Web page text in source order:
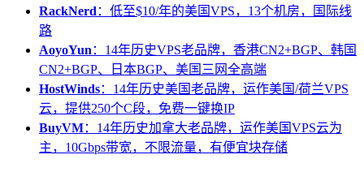
RackNerd ：低至$10/年的美国VPS，13个机房，国际线
路
AoyoYun ：14年历史VPS老品牌，香港CN2+BGP、韩国
CN2+BGP、日本BGP、美国三网全高端
HostWinds：14年历史美国老品牌，运作美国/荷兰VPS
云，提供250个C段，免费一键换IP
BuyVM：14年历史加拿大老品牌，运作美国VPS云为
主，10Gbps带宽，不限流量，有便宜块存储